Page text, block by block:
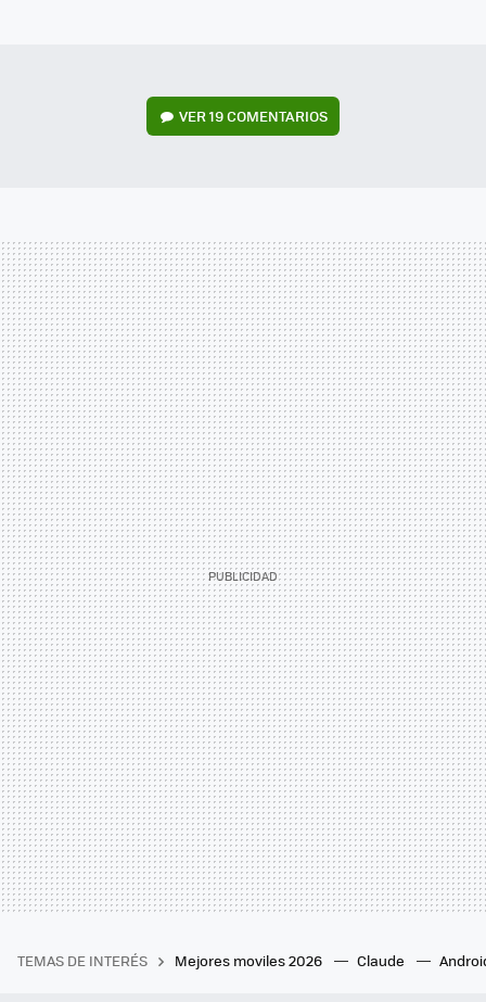
VER19 COMENTARIOS
TEMAS DE INTERÉS Mejores moviles 2026 Claude